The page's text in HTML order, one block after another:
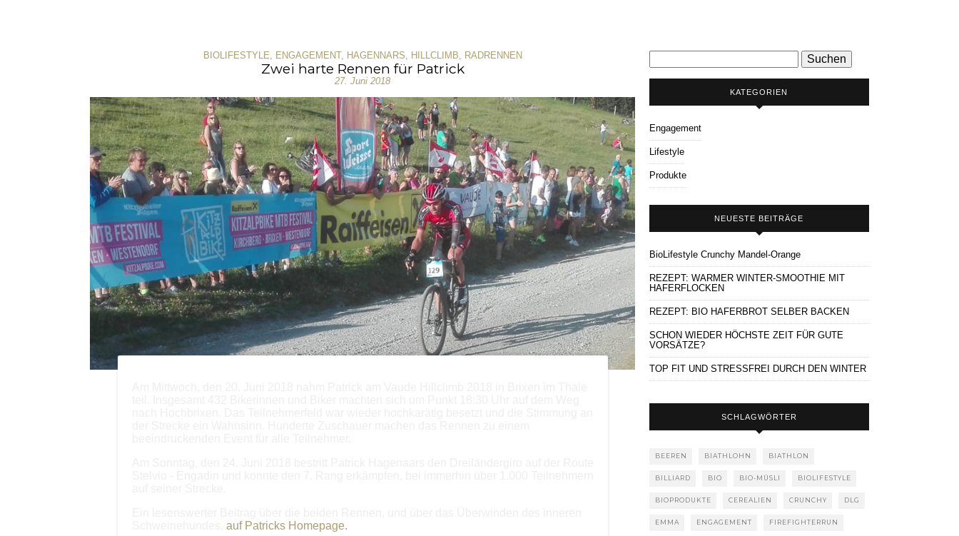
BIOLIFESTYLE ENGAGEMENT, HAGENNARS HILLCLIMB RADRENNEN
Zwei harte Rennen für Patrick
27. Juni 2018
auf Patricks Homepage.
nach:
KATEGORIEN
Engagement
Lifestyle
Produkte
NEUESTE BEITRÄGE
BioLifestyle Crunchy Mandel-Orange
REZEPT: WARMER WINTER-SMOOTHIE MIT
HAFERFLOCKEN
REZEPT: BIO HAFERBROT SELBER BACKEN
SCHON WIEDER HÖCHSTE ZEIT FÜR GUTE
VORSÄTZE?
TOP FIT UND STRESSFREI DURCH DEN WINTER
SCHLAGWÖRTER
BEEREN BIATHLOHN BIATHLON
BILLIARD BIO BIO-MÜSLI BIOLIFESTYLE
BIOPRODUKTE CEREALIEN CRUNCHY DLG
EMMA ENGAGEMENT FIREFIGHTERRUN